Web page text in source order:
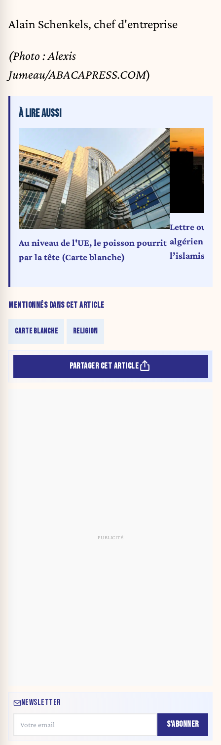
Alain Schenkels, chef d'entreprise
(Photo : Alexis
Jumeau/ABACAPRESS.COM)
MENTIONNÉS DANS CET ARTICLE
CARTE BLANCHE RELIGION
À LIRE AUSSI
Au niveau de l'UE, le poisson pourrit
par la tête (Carte blanche)
Lettre
algérien à
l’islamisme
PARTAGER CET ARTICLE
NEWSLETTER
S'ABONNER